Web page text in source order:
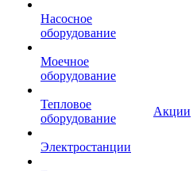
Насосное
оборудование
Моечное
оборудование
Тепловое
оборудование
Электростанции
Акции